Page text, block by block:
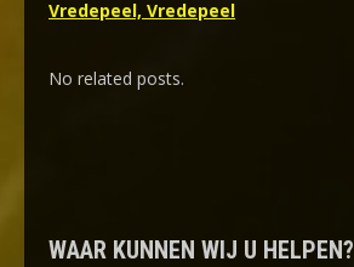
Vredepeel, Vredepeel
No related posts.
WAAR KUNNEN WIJ U HELPEN?